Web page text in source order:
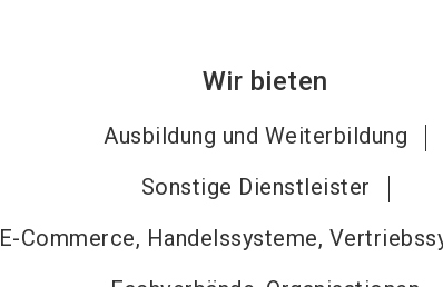
Wir bieten
Ausbildung und Weiterbildung
Sonstige Dienstleister
E-Commerce, Handelssysteme,